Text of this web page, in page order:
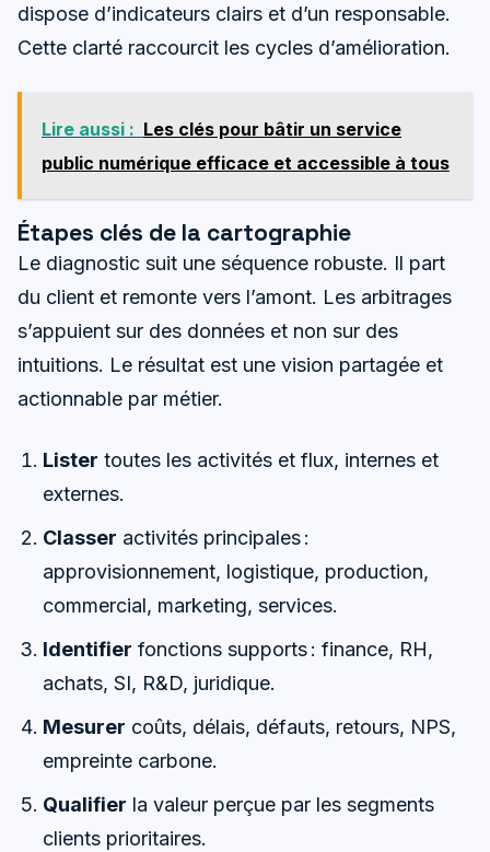
dispose d’indicateurs clairs et d’un responsable.
Cette clarté raccourcit les cycles d’amélioration.
Lire aussi : Les clés pour bâtir un service
public numérique efficace et accessible à tous
Étapes clés de la cartographie
Le diagnostic suit une séquence robuste. Il part
du client et remonte vers l’amont. Les arbitrages
s’appuient sur des données et non sur des
intuitions. Le résultat est une vision partagée et
actionnable par métier.
Lister toutes les activités et flux, internes et
externes.
Classer activités principales :
approvisionnement, logistique, production,
commercial, marketing, services.
Identifier fonctions supports : finance, RH,
achats, SI, R&D, juridique.
Mesurer coûts, délais, défauts, retours, NPS,
empreinte carbone.
Qualifier la valeur perçue par les segments
clients prioritaires.